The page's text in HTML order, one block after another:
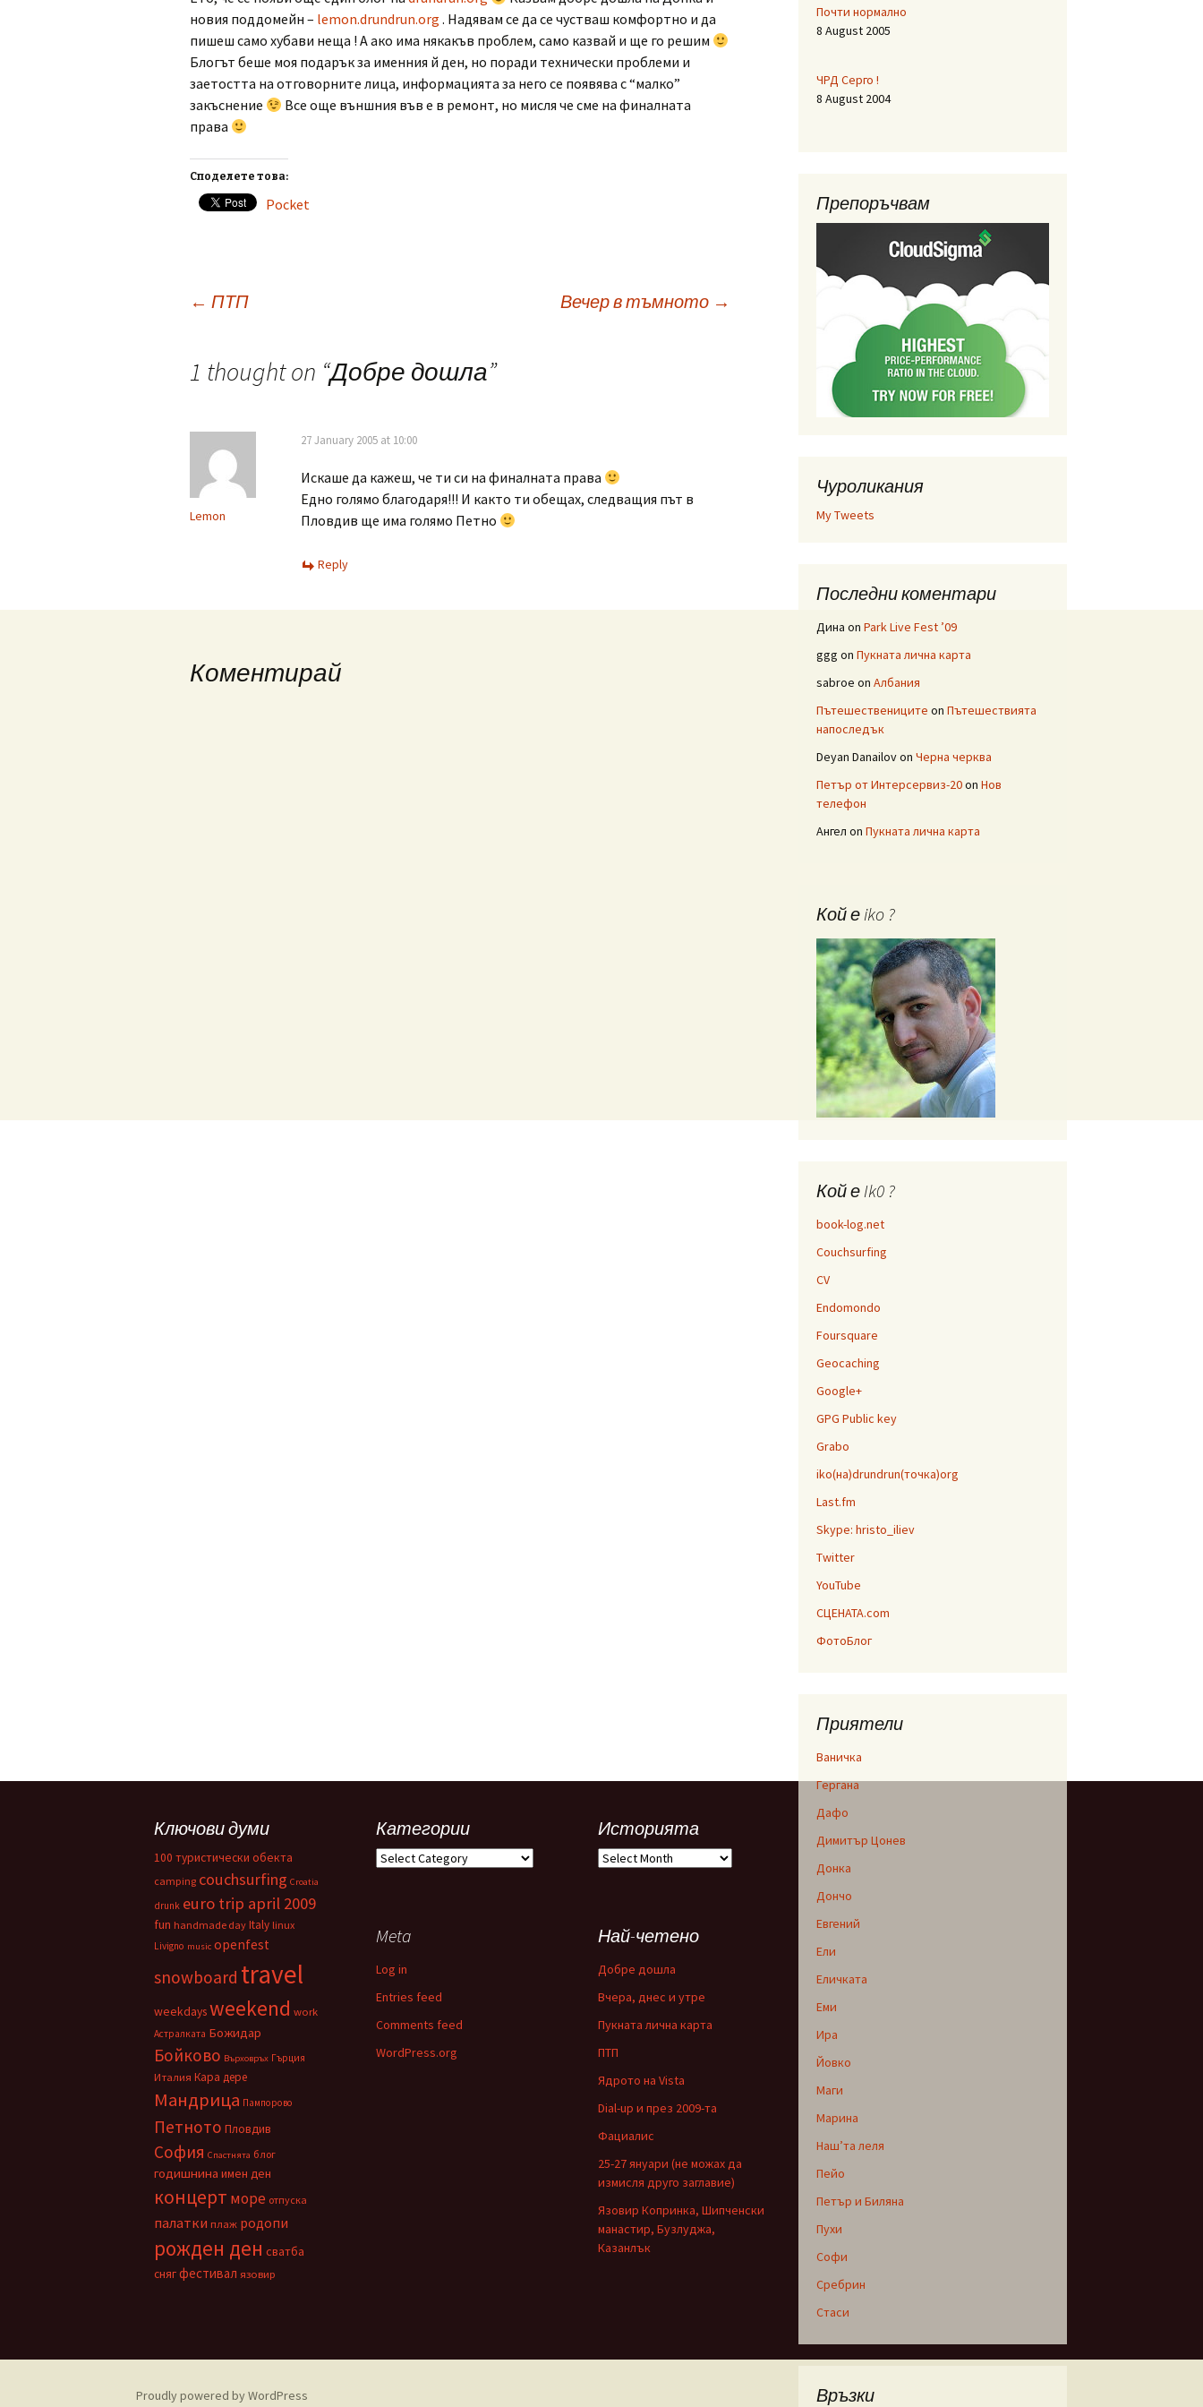
новия поддомейн – lemon.drundrun.org . Надявам се да се чустваш комфортно и да
пишеш само хубави неща ! А ако има някакъв проблем, само казвай и ще го решим
Блогът беше моя подарък за именния й ден, но поради технически проблеми и
заетостта на отговорните лица, информацията за него се появява с “малко”
закъснение
Все още външния във е в ремонт, но мисля че сме на финалната
права
Споделете това:
Pocket
navigation
← ПТП Вечер в тъмното →
1 thought on “Добре дошла”
Lemon
27 January 2005 at 10:00
Искаше да кажеш, че ти си на финалната права
Едно голямо благодаря!!! И както ти обещах, следващия път в
Пловдив ще има голямо Петно
Reply
Коментирай
Почти нормално
8 August 2005
ЧРД Серго !
8 August 2004
Препоръчвам
Чуроликания
My Tweets
Последни коментари
Дина on Park Live Fest ’09
ggg on Пукната лична карта
sabroe on Албания
Пътешествениците on Пътешествията
напоследък
Deyan Danailovon Черна черква
Петър от Интерсервиз-20on Нов
телефон
Ангел on Пукната лична карта
Кой е iko ?
Кой е Ik0 ?
book-log.net
Couchsurfing
CV
Endomondo
Foursquare
Geocaching
Google+
GPG Public key
Grabo
iko(на)drundrun(точка)org
Last.fm
Skype: hristo_iliev
Twitter
YouTube
СЦЕНАТА.com
ФотоБлог
Приятели
Ваничка
Гергана
Дафо
Димитър Цонев
Донка
Дончо
Евгений
Ели
Еличката
Еми
Ира
Йовко
Маги
Марина
Наш’та леля
Пейо
Петър и Биляна
Пухи
Софи
Сребрин
Стаси
Връзки
Ключови думи
100 туристически обекта
camping couchsurfing Croatia
drunk euro trip april 2009
fun handmade day Italy linux
Livigno music openfest
snowboard travel
weekdaysweekend work
Астралката Божидар
Бойково Върховръх Гърция
Италия Кара дере
Мандрица Пампорово
Петното Пловдив
София Спастнята блог
годишнина имен ден
концерт море отпуска
палатки плаж родопи
рожден ден сватба
снягфестивал язовир
Категории
Категории
Историята
Историята
Meta
Log in
Entries feed
Comments feed
WordPress.org
Най-четено
Добре дошла
Вчера, днес и утре
Пукната лична карта
ПТП
Ядрото на Vista
Dial-up и през 2009-та
Фациалис
25-27 януари (не можах да
измисля друго заглавие)
Язовир Копринка, Шипченски
манастир, Бузлуджа,
Казанлък
Proudly powered by WordPress